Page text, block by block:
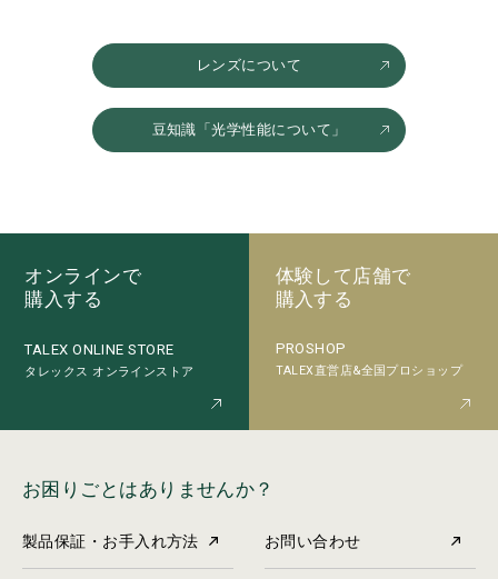
レンズについて
豆知識「光学性能について」
オンラインで
購入する
TALEX ONLINE STORE
タレックス オンラインストア
体験して店舗で
購入する
PROSHOP
TALEX直営店&全国プロショップ
お困りごとはありませんか？
製品保証・お手入れ方法 お問い合わせ